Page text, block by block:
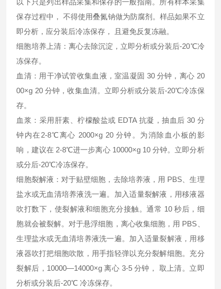
以下只是列出样品采集和保存的一般指南。所有样本采集
保存过程中， 不得使用叠氮钠做为防腐剂。样品如果不立
即分析，应分装后冷冻保存， 且避免反复冻融。
细胞培养上清：离心去除沉淀，立即分析或分装后-20℃冷
冻保存。
血清：用干净试管收集血液，室温凝固 30 分钟，离心 20
00×g 20 分钟，收集血清。立即分析或分装后-20℃冷冻保
存。
血浆：采用肝素、柠檬酸盐或 EDTA 抗凝，抽血后 30 分
钟内在2-8℃离心 2000×g 20 分钟。为消除血小板的影
响，建议在 2-8℃进一步离心 10000×g 10 分钟。立即分析
或分后-20℃冷冻保存。
细胞裂解液：对于贴壁细胞，去除培养液，用 PBS、生理
盐水或无血清培养液洗一遍。加入适量裂解液，用移液器
吹打数下，使裂解液和细胞充分接触。通常 10 秒后，细
胞就会被裂解。对于悬浮细胞，离心收集细胞，用 PBS、
生理盐水或无血清培养液洗一遍。加入适量裂解液，用移
液器吹打把细胞吹散，用手指轻弹以充分裂解细胞。充分
裂解后，10000—14000×g 离心 3-5 分钟， 取上清。立即
分析或分装后-20℃ 冷冻保存。